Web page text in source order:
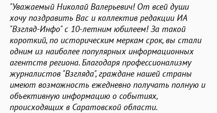
"Уважаемый Николай Валерьевич! От всей души
хочу поздравить Вас и коллектив редакции ИА
"Взгляд-Инфо" с 10-летним юбилеем! За такой
короткий, по историческим меркам срок, вы стали
одним из наиболее популярных информационных
агентств региона. Благодаря профессионализму
журналистов "Взгляда", граждане нашей страны
имеют возможность ежедневно получать полную и
объективную информацию о событиях,
происходящих в Саратовской области.